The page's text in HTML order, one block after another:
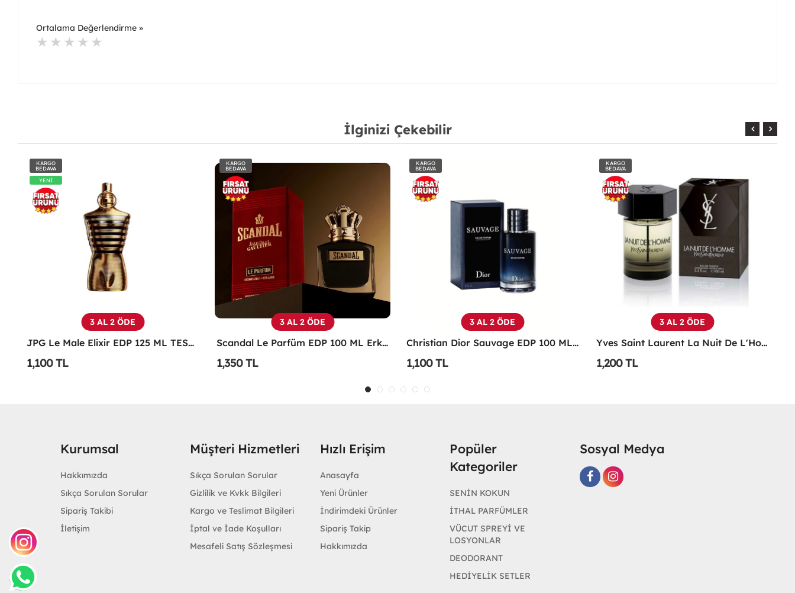
Ortalama Değerlendirme »
İlginizi Çekebilir
KARGO
BEDAVA
3 AL 2 ÖDE
Scandal Le Parfüm EDP 100 ML Erkek Parfüm -
1,350 TL
KARGO
BEDAVA
3 AL 2 ÖDE
Christian Dior Sauvage EDP 100 ML Erkek Parfüm - CDDS
1,100 TL
KARGO
BEDAVA
3 AL 2 ÖDE
Yves Saint Laurent La Nuit De L'Homme Edt 100 ML Erkek Parfüm - YSNL
1,200 TL
KARGO
BEDAVA
3 AL 2 ÖDE
Versace Eros EDP 100 ML Erkek Parfüm - VEEP
1,100 TL
Kurumsal
Hakkımızda
Sıkça Sorulan Sorular
Sipariş Takibi
İletişim
Müşteri Hizmetleri
Sıkça Sorulan Sorular
Gizlilik ve Kvkk Bilgileri
Kargo ve Teslimat Bilgileri
İptal ve İade Koşulları
Mesafeli Satış Sözleşmesi
Hızlı Erişim
Anasayfa
Yeni Ürünler
İndirimdeki Ürünler
Sipariş Takip
Hakkımızda
Popüler
Kategoriler
SENİN KOKUN
İTHAL PARFÜMLER
VÜCUT SPREYİ VE
LOSYONLAR
DEODORANT
HEDİYELİK SETLER
Sosyal Medya